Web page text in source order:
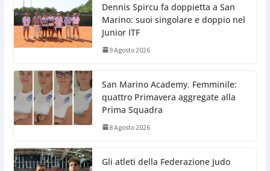
Dennis Spircu fa doppietta a San
Marino: suoi singolare e doppio nel
Junior ITF
9 Agosto 2026
San Marino Academy. Femminile:
quattro Primavera aggregate alla
Prima Squadra
8 Agosto 2026
Gli atleti della Federazione Judo